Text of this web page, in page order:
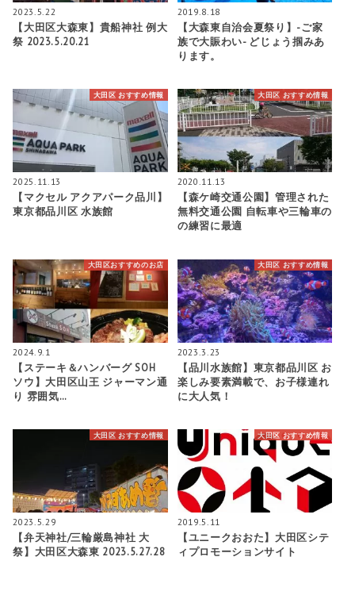
2023.5.22
【大田区大森東】貴船神社 例大
祭 2023.5.20.21
2019.8.18
【大森東自治会夏祭り】-ご家
族で大賑わい- どじょう掴みあ
ります。
大田区 おすすめ情報
2025.11.13
【マクセル アクアパーク品川】
東京都品川区 水族館
大田区 おすすめ情報
2020.11.13
【森ケ崎交通公園】管理された
無料交通公園 自転車や三輪車の
の練習に最適
大田区おすすめのお店
2024.9.1
【ステーキ＆ハンバーグ SOH
ソウ】大田区山王 ジャーマン通
り 雰囲気…
大田区 おすすめ情報
2023.3.23
【品川水族館】東京都品川区 お
楽しみ要素満載で、お子様連れ
に大人気！
大田区 おすすめ情報
2023.5.29
【弁天神社/三輪厳島神社 大
祭】大田区大森東 2023.5.27.28
大田区 おすすめ情報
2019.5.11
【ユニークおおた】大田区シテ
ィプロモーションサイト